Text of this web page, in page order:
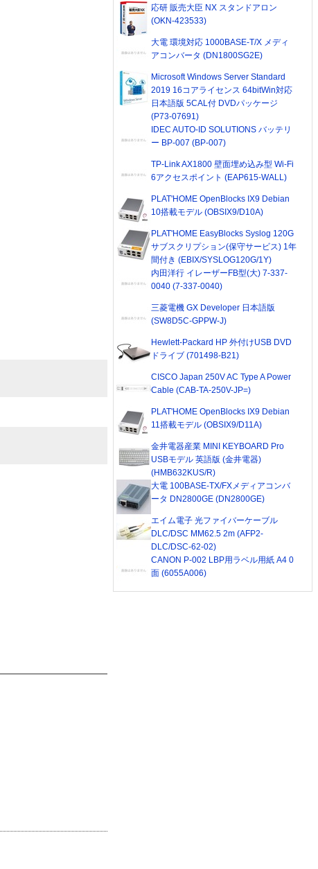
応研 販売大臣 NX スタンドアロン
(OKN-423533)
大電 環境対応 1000BASE-T/X メディ
アコンバータ (DN1800SG2E)
Microsoft Windows Server Standard
2019 16コアライセンス 64bitWin対応
日本語版 5CAL付 DVDパッケージ
(P73-07691)
IDEC AUTO-ID SOLUTIONS バッテリ
ー BP-007 (BP-007)
TP-Link AX1800 壁面埋め込み型 Wi-Fi
6アクセスポイント (EAP615-WALL)
PLAT'HOME OpenBlocks IX9 Debian
10搭載モデル (OBSIX9/D10A)
PLAT'HOME EasyBlocks Syslog 120G
サブスクリプション(保守サービス) 1年
間付き (EBIX/SYSLOG120G/1Y)
内田洋行 イレーザーFB型(大) 7-337-
0040 (7-337-0040)
三菱電機 GX Developer 日本語版
(SW8D5C-GPPW-J)
Hewlett-Packard HP 外付けUSB DVD
ドライブ (701498-B21)
CISCO Japan 250V AC Type A Power
Cable (CAB-TA-250V-JP=)
PLAT'HOME OpenBlocks IX9 Debian
11搭載モデル (OBSIX9/D11A)
金井電器産業 MINI KEYBOARD Pro
USBモデル 英語版 (金井電器)
(HMB632KUS/R)
大電 100BASE-TX/FXメディアコンバ
ータ DN2800GE (DN2800GE)
エイム電子 光ファイバーケーブル
DLC/DSC MM62.5 2m (AFP2-
DLC/DSC-62-02)
CANON P-002 LBP用ラベル用紙 A4 0
面 (6055A006)